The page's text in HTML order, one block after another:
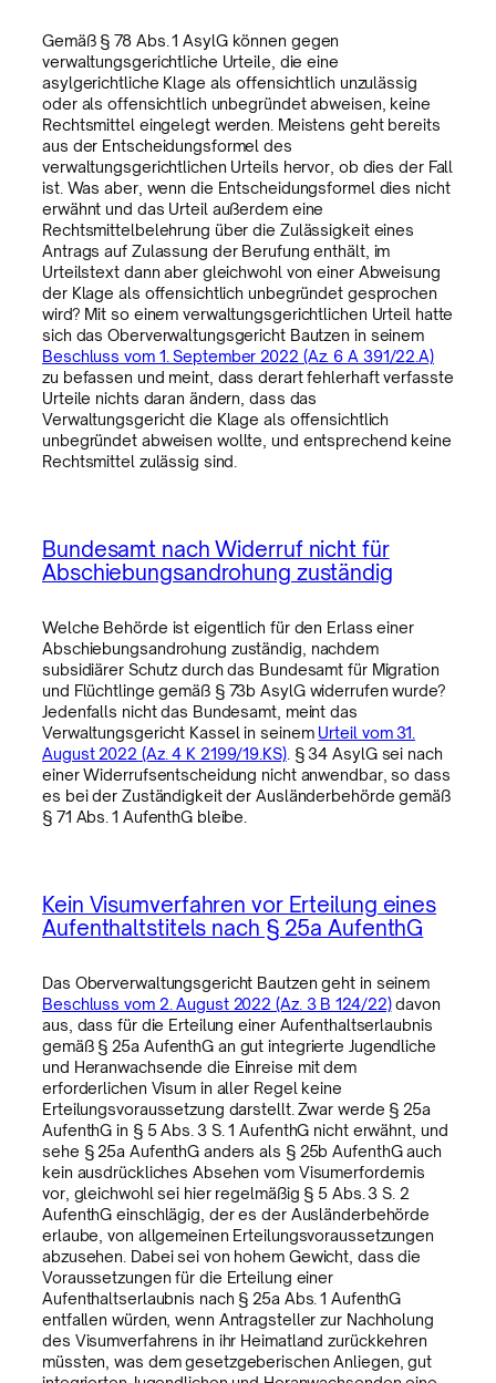
Gemäß § 78 Abs. 1 AsylG können gegen
verwaltungsgerichtliche Urteile, die eine
asylgerichtliche Klage als offensichtlich unzulässig
oder als offensichtlich unbegründet abweisen, keine
Rechtsmittel eingelegt werden. Meistens geht bereits
aus der Entscheidungsformel des
verwaltungsgerichtlichen Urteils hervor, ob dies der Fall
ist. Was aber, wenn die Entscheidungsformel dies nicht
erwähnt und das Urteil außerdem eine
Rechtsmittelbelehrung über die Zulässigkeit eines
Antrags auf Zulassung der Berufung enthält, im
Urteilstext dann aber gleichwohl von einer Abweisung
der Klage als offensichtlich unbegründet gesprochen
wird? Mit so einem verwaltungsgerichtlichen Urteil hatte
sich das Oberverwaltungsgericht Bautzen in seinem
Beschluss vom 1. September 2022 (Az. 6 A 391/22.A)
zu befassen und meint, dass derart fehlerhaft verfasste
Urteile nichts daran ändern, dass das
Verwaltungsgericht die Klage als offensichtlich
unbegründet abweisen wollte, und entsprechend keine
Rechtsmittel zulässig sind.
Bundesamt nach Widerruf nicht für
Abschiebungsandrohung zuständig
Welche Behörde ist eigentlich für den Erlass einer
Abschiebungsandrohung zuständig, nachdem
subsidiärer Schutz durch das Bundesamt für Migration
und Flüchtlinge gemäß § 73b AsylG widerrufen wurde?
Jedenfalls nicht das Bundesamt, meint das
Verwaltungsgericht Kassel in seinem Urteil vom 31.
August 2022 (Az. 4 K 2199/19.KS). § 34 AsylG sei nach
einer Widerrufsentscheidung nicht anwendbar, so dass
es bei der Zuständigkeit der Ausländerbehörde gemäß
§ 71 Abs. 1 AufenthG bleibe.
Kein Visumverfahren vor Erteilung eines
Aufenthaltstitels nach § 25a AufenthG
Das Oberverwaltungsgericht Bautzen geht in seinem
Beschluss vom 2. August 2022 (Az. 3 B 124/22)davon
aus, dass für die Erteilung einer Aufenthaltserlaubnis
gemäß § 25a AufenthG an gut integrierte Jugendliche
und Heranwachsende die Einreise mit dem
erforderlichen Visum in aller Regel keine
Erteilungsvoraussetzung darstellt. Zwar werde § 25a
AufenthG in § 5 Abs. 3 S. 1 AufenthG nicht erwähnt, und
sehe § 25a AufenthG anders als § 25b AufenthG auch
kein ausdrückliches Absehen vom Visumerfordernis
vor, gleichwohl sei hier regelmäßig § 5 Abs. 3 S. 2
AufenthG einschlägig, der es der Ausländerbehörde
erlaube, von allgemeinen Erteilungsvoraussetzungen
abzusehen. Dabei sei von hohem Gewicht, dass die
Voraussetzungen für die Erteilung einer
Aufenthaltserlaubnis nach § 25a Abs. 1 AufenthG
entfallen würden, wenn Antragsteller zur Nachholung
des Visumverfahrens in ihr Heimatland zurückkehren
müssten, was dem gesetzgeberischen Anliegen, gut